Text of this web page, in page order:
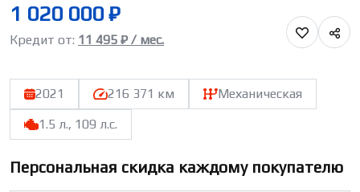
1 020 000 ₽
Кредит от: 11 495 ₽ / мес.
2021 216 371 км
Механическая
1.5 л., 109 л.с.
Персональная скидка каждому покупателю